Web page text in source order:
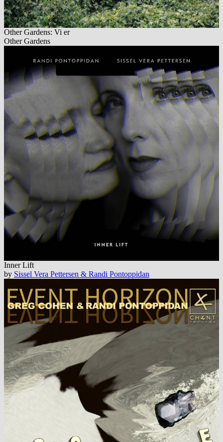
Other Gardens: Vi er
Other Gardens
Inner Lift
by Sissel Vera Pettersen & Randi Pontoppidan